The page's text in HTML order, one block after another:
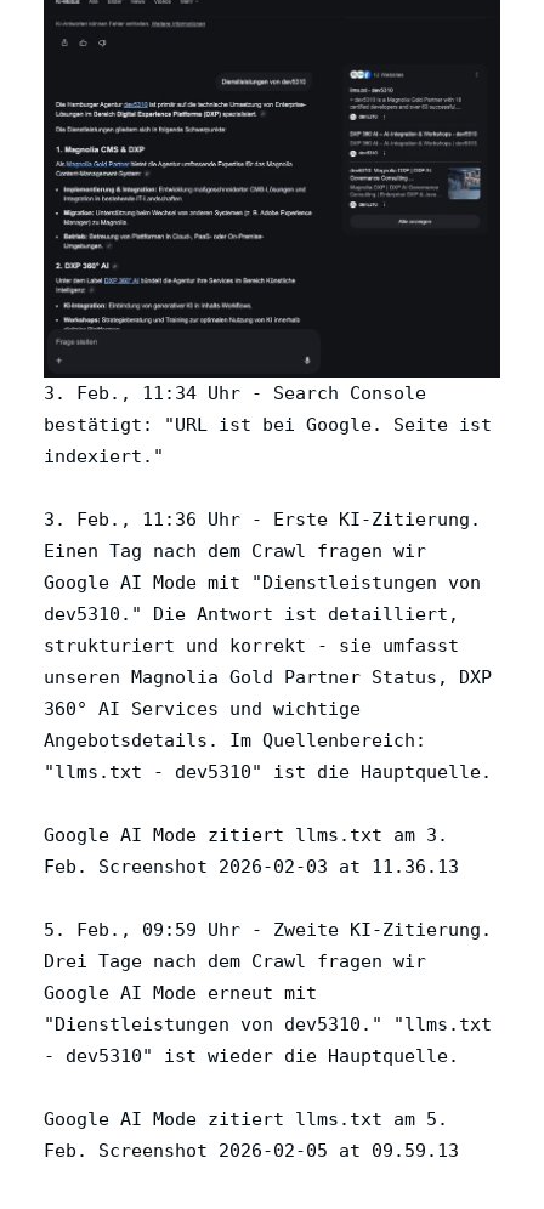
3. Feb., 11:34 Uhr - Search Console
bestätigt: "URL ist bei Google. Seite ist
indexiert."
3. Feb., 11:36 Uhr - Erste KI-Zitierung.
Einen Tag nach dem Crawl fragen wir
Google AI Mode mit "Dienstleistungen von
dev5310." Die Antwort ist detailliert,
strukturiert und korrekt - sie umfasst
unseren Magnolia Gold Partner Status, DXP
360° AI Services und wichtige
Angebotsdetails. Im Quellenbereich:
"llms.txt - dev5310" ist die Hauptquelle.
Google AI Mode zitiert llms.txt am 3.
Feb. Screenshot 2026-02-03 at 11.36.13
5. Feb., 09:59 Uhr - Zweite KI-Zitierung.
Drei Tage nach dem Crawl fragen wir
Google AI Mode erneut mit
"Dienstleistungen von dev5310." "llms.txt
- dev5310" ist wieder die Hauptquelle.
Google AI Mode zitiert llms.txt am 5.
Feb. Screenshot 2026-02-05 at 09.59.13